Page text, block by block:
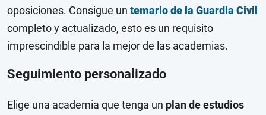
oposiciones. Consigue un temario de la Guardia Civil
completo y actualizado, esto es un requisito
imprescindible para la mejor de las academias.
Seguimiento personalizado
Elige una academia que tenga un plan de estudios